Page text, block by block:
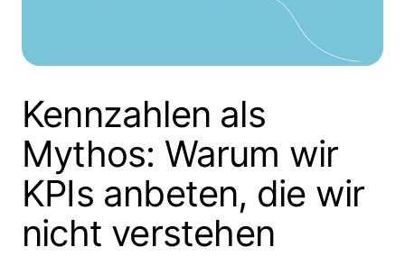
Kennzahlen als
Mythos: Warum wir
KPIs anbeten, die wir
nicht verstehen